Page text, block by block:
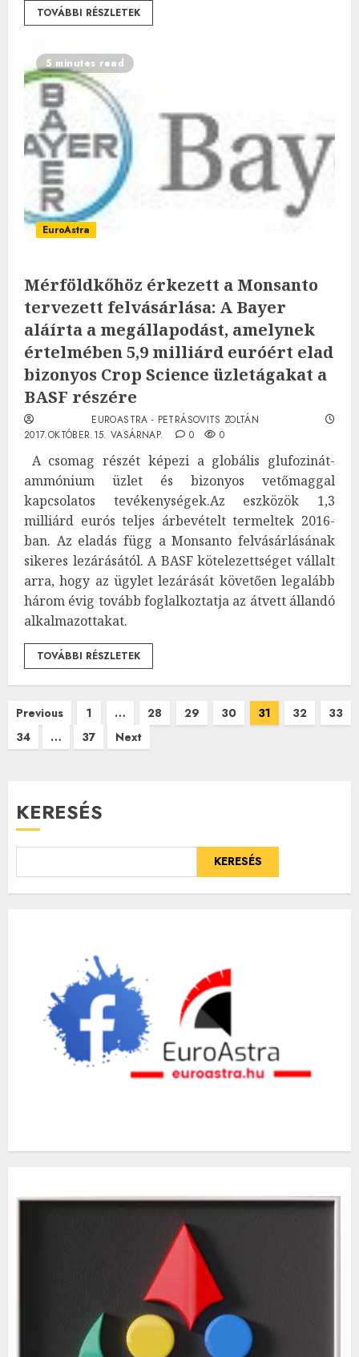
TOVÁBBI RÉSZLETEK
5 minutes read
EuroAstra
Mérföldkőhöz érkezett a Monsanto
tervezett felvásárlása: A Bayer
aláírta a megállapodást, amelynek
értelmében 5,9 milliárd euróért elad
bizonyos Crop Science üzletágakat a
BASF részére
EUROASTRA - PETRÁSOVITS ZOLTÁN
2017.OKTÓBER.15. VASÁRNAP.
0 0
A csomag részét képezi a globális glufozinát-
ammónium üzlet és bizonyos vetőmaggal
kapcsolatos tevékenységek.Az eszközök 1,3
milliárd eurós teljes árbevételt termeltek 2016-
ban. Az eladás függ a Monsanto felvásárlásának
sikeres lezárásától. A BASF kötelezettséget vállalt
arra, hogy az ügylet lezárását követően legalább
három évig tovább foglalkoztatja az átvett állandó
alkalmazottakat.
TOVÁBBI RÉSZLETEK
Bejegyzések
lapozása
Previous 1 … 28 29 30 31 32
33
34
… 37 Next
KERESÉS
KERESÉS